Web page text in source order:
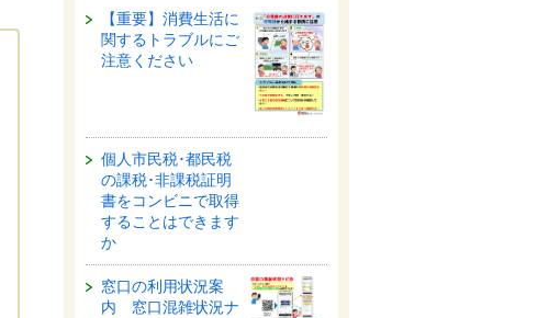
【重要】消費生活に
関するトラブルにご
注意ください
個人市民税･都民税
の課税･非課税証明
書をコンビニで取得
することはできます
か
窓口の利用状況案
内 窓口混雑状況ナ